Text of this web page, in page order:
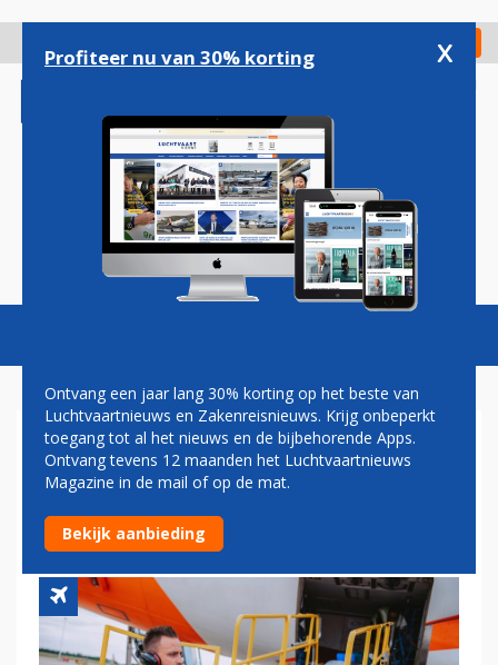
gaan
Check in
Magazine Podcasts Vacatures
EASYJET-VLUCHT WIJKT UIT
NAAR ROME OM POWERBANK
IN RUIMBAGAGE
Profiteer nu van 30% korting x
Ontvang een jaar lang 30% korting op het beste van
Luchtvaartnieuws en Zakenreisnieuws. Krijg onbeperkt
toegang tot al het nieuws en de bijbehorende Apps.
Ontvang tevens 12 maanden het Luchtvaartnieuws
Magazine in de mail of op de mat.
Bekijk aanbieding